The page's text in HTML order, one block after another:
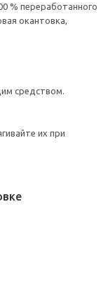
% переработанного
окантовка,
средством.
их при